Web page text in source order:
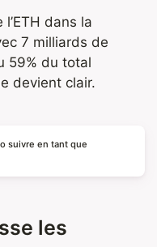
dans la
7 milliards de
59% du total
devient clair.
suivre en tant que
les